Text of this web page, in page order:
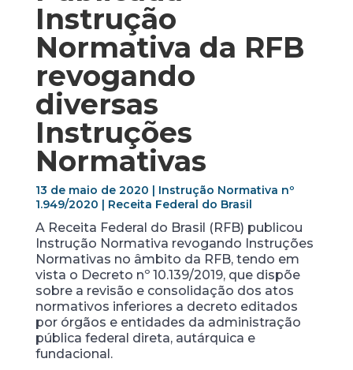
Instrução
Normativa da RFB
revogando
diversas
Instruções
Normativas
13 de maio de 2020 | Instrução Normativa nº
1.949/2020 | Receita Federal do Brasil
A Receita Federal do Brasil (RFB) publicou
Instrução Normativa revogando Instruções
Normativas no âmbito da RFB, tendo em
vista o Decreto nº 10.139/2019, que dispõe
sobre a revisão e consolidação dos atos
normativos inferiores a decreto editados
por órgãos e entidades da administração
pública federal direta, autárquica e
fundacional.